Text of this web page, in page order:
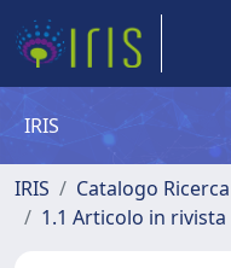
IRIS
IRIS Catalogo Ricerca
1.1 Articolo in rivista